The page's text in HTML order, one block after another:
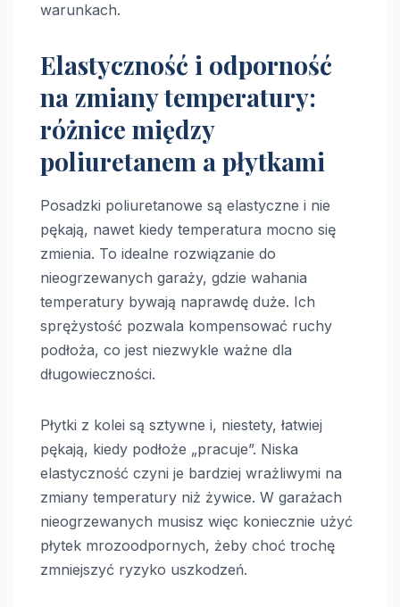
warunkach.
Elastyczność i odporność
na zmiany temperatury:
różnice między
poliuretanem a płytkami
Posadzki poliuretanowe są elastyczne i nie
pękają, nawet kiedy temperatura mocno się
zmienia. To idealne rozwiązanie do
nieogrzewanych garaży, gdzie wahania
temperatury bywają naprawdę duże. Ich
sprężystość pozwala kompensować ruchy
podłoża, co jest niezwykle ważne dla
długowieczności.
Płytki z kolei są sztywne i, niestety, łatwiej
pękają, kiedy podłoże „pracuje”. Niska
elastyczność czyni je bardziej wrażliwymi na
zmiany temperatury niż żywice. W garażach
nieogrzewanych musisz więc koniecznie użyć
płytek mrozoodpornych, żeby choć trochę
zmniejszyć ryzyko uszkodzeń.